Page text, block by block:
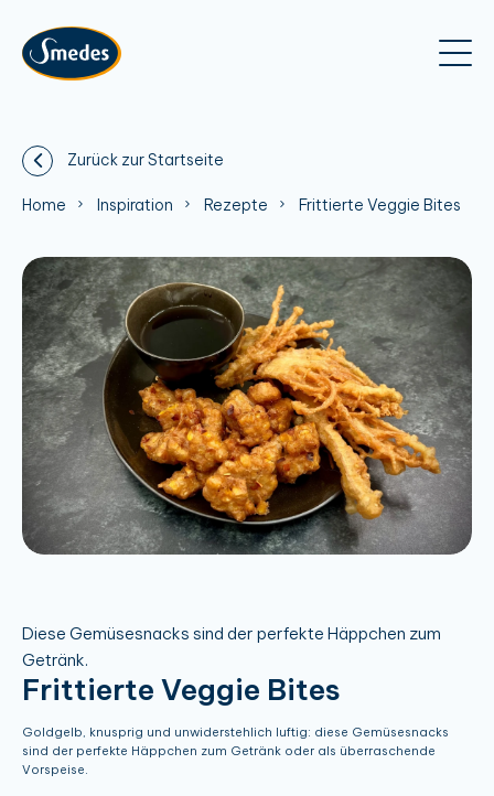
Zurück zur Startseite
Home Inspiration Rezepte Frittierte Veggie Bites
Diese Gemüsesnacks sind der perfekte Häppchen zum
Getränk.
Frittierte Veggie Bites
Goldgelb, knusprig und unwiderstehlich luftig: diese Gemüsesnacks
sind der perfekte Häppchen zum Getränk oder als überraschende
Vorspeise.